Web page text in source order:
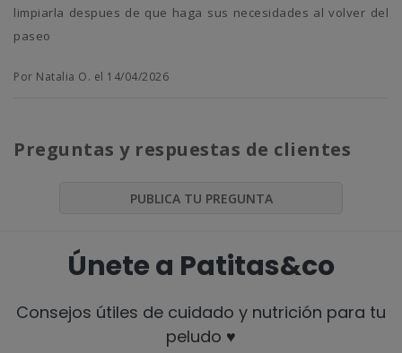
limpiarla despues de que haga sus necesidades al volver del
paseo
Por Natalia O. el 14/04/2026
Preguntas y respuestas de clientes
PUBLICA TU PREGUNTA
Únete a Patitas&co
Consejos útiles de cuidado y nutrición para tu
peludo ♥️